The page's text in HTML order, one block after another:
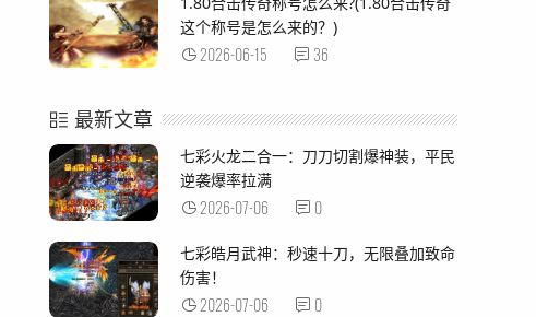
这个称号是怎么来的？)
2026-06-15 36
最新文章
七彩火龙二合一：刀刀切割爆神装，平民
逆袭爆率拉满
2026-07-06 0
七彩皓月武神：秒速十刀，无限叠加致命
伤害！
2026-07-06 0